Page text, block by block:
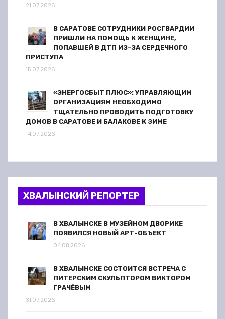
21.07.2026
В САРАТОВЕ СОТРУДНИКИ РОСГВАРДИИ
ПРИШЛИ НА ПОМОЩЬ К ЖЕНЩИНЕ,
ПОПАВШЕЙ В ДТП ИЗ-ЗА СЕРДЕЧНОГО
ПРИСТУПА
15.07.2026
«ЭНЕРГОСБЫТ ПЛЮС»: УПРАВЛЯЮЩИМ
ОРГАНИЗАЦИЯМ НЕОБХОДИМО
ТЩАТЕЛЬНО ПРОВОДИТЬ ПОДГОТОВКУ
ДОМОВ В САРАТОВЕ И БАЛАКОВЕ К ЗИМЕ
14.07.2026
ХВАЛЫНСКИЙ РЕПОРТЕР
В ХВАЛЫНСКЕ В МУЗЕЙНОМ ДВОРИКЕ
ПОЯВИЛСЯ НОВЫЙ АРТ-ОБЪЕКТ
04.08.2026
В ХВАЛЫНСКЕ СОСТОИТСЯ ВСТРЕЧА С
ПИТЕРСКИМ СКУЛЬПТОРОМ ВИКТОРОМ
ГРАЧЁВЫМ
31.07.2026